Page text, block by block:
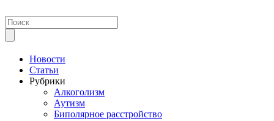
Новости
Статьи
Рубрики
Алкоголизм
Аутизм
Биполярное расстройство